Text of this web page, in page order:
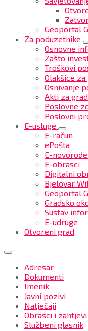
Geoportal
Za poduzetnike
Osnovne
Zašto
Troškovi
Olakšice
Osnivanje
Akti za
Poslovne
Poslovni
E-usluge
E-račun
ePošta
E-
E-obrasci
Digitalni
Bjelovar
Geoportal
Gradsko
Sustav
E-udruge
Otvoreni grad
Adresar
Dokumenti
Imenik
Javni pozivi
Natječaji
Obrasci i zahtjevi
Službeni glasnik